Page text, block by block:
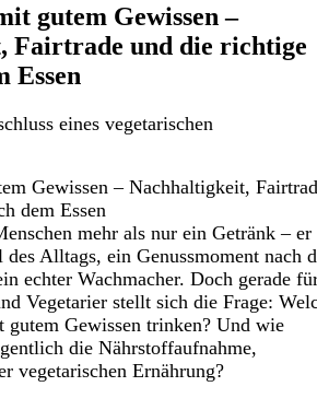
gutem Gewissen –
Fairtrade und die richtige
Essen
Gewissen – Nachhaltigkeit,
dem Essen
mehr als nur ein Getränk – er
Alltags, ein Genussmoment nach
echter Wachmacher. Doch gerade
Vegetarier stellt sich die Frage:
gutem Gewissen trinken? Und wie
die Nährstoffaufnahme,
vegetarischen Ernährung?